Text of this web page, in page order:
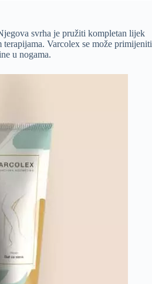
svrha je pružiti kompletan lijek
Varcolex se može primijeniti
u nogama.